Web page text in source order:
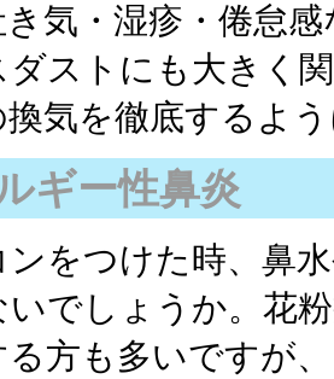
気・湿疹・倦怠
ダストにも大きく
換気を徹底するよ
ギー性鼻炎
ンをつけた時、鼻
いでしょうか。花
る方も多いですが